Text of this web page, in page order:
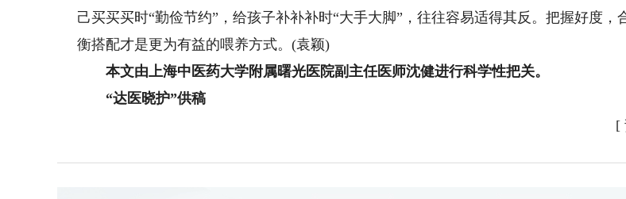
己买买买时“勤俭节约”，给孩子补补补时“大手大脚”，往往容易适得其反。把握好度，
衡搭配才是更为有益的喂养方式。(袁颖)
本文由上海中医药大学附属曙光医院副主任医师沈健进行科学性把关。
“达医晓护”供稿
[